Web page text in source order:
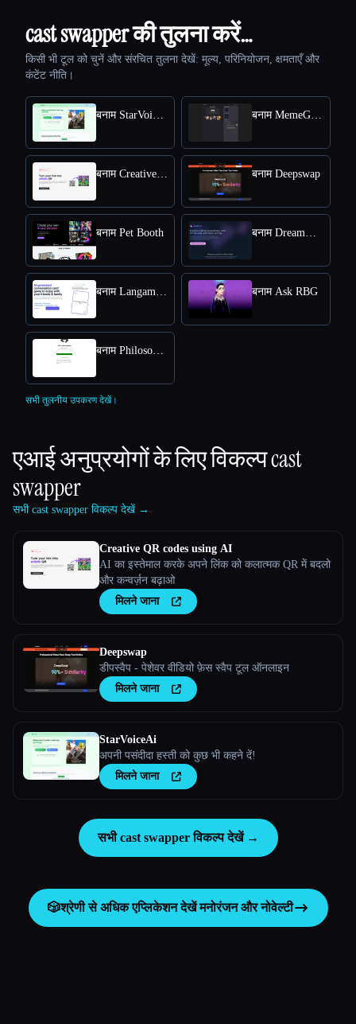
cast swapper की तुलना करें…
किसी भी टूल को चुनें और संरचित तुलना देखें: मूल्य, परिनियोजन, क्षमताएँ और
कंटेंट नीति।
बनाम StarVoiceAi बनाम MemeGenAI
बनाम Creative QR codes using AI बनाम Deepswap
बनाम Pet Booth बनाम DreamGen: AI role-playing and strory-writing
बनाम Langame card game बनाम Ask RBG
बनाम Philosophy
सभी तुलनीय उपकरण देखें।
एआई अनुप्रयोगों के लिए विकल्पcast
swapper
सभी cast swapper विकल्प देखें →
Creative QR codes using AI
AI का इस्तेमाल करके अपने लिंक को कलात्मक QR में बदलो
और कन्वर्ज़न बढ़ाओ
मिलने जाना
Deepswap
डीपस्वैप - पेशेवर वीडियो फ़ेस स्वैप टूल ऑनलाइन
मिलने जाना
StarVoiceAi
अपनी पसंदीदा हस्ती को कुछ भी कहने दें!
मिलने जाना
सभी cast swapper विकल्प देखें →
🎲श्रेणी से अधिक एप्लिकेशन देखेंमनोरंजन और नोवेल्टी